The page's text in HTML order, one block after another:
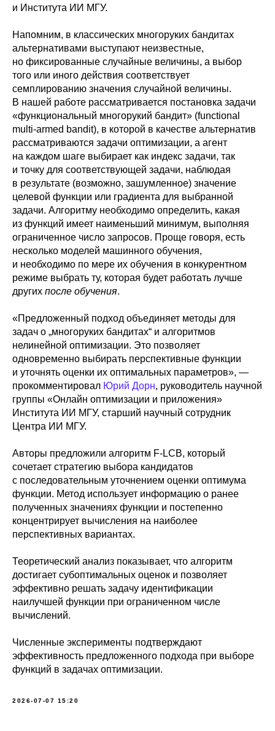
и Института ИИ МГУ.
Напомним, в классических многоруких бандитах
альтернативами выступают неизвестные,
но фиксированные случайные величины, а выбор
того или иного действия соответствует
семплированию значения случайной величины.
В нашей работе рассматривается постановка задачи
«функциональный многорукий бандит» (functional
multi-armed bandit), в которой в качестве альтернатив
рассматриваются задачи оптимизации, а агент
на каждом шаге выбирает как индекс задачи, так
и точку для соответствующей задачи, наблюдая
в результате (возможно, зашумленное) значение
целевой функции или градиента для выбранной
задачи. Алгоритму необходимо определить, какая
из функций имеет наименьший минимум, выполняя
ограниченное число запросов. Проще говоря, есть
несколько моделей машинного обучения,
и необходимо по мере их обучения в конкурентном
режиме выбрать ту, которая будет работать лучше
других после обучения.
«Предложенный подход объединяет методы для
задач о „многоруких бандитах“ и алгоритмов
нелинейной оптимизации. Это позволяет
одновременно выбирать перспективные функции
и уточнять оценки их оптимальных параметров», —
прокомментировал Юрий Дорн, руководитель научной
группы «Онлайн оптимизации и приложения»
Института ИИ МГУ, старший научный сотрудник
Центра ИИ МГУ.
Авторы предложили алгоритм F-LCB, который
сочетает стратегию выбора кандидатов
с последовательным уточнением оценки оптимума
функции. Метод использует информацию о ранее
полученных значениях функции и постепенно
концентрирует вычисления на наиболее
перспективных вариантах.
Теоретический анализ показывает, что алгоритм
достигает субоптимальных оценок и позволяет
эффективно решать задачу идентификации
наилучшей функции при ограниченном числе
вычислений.
Численные эксперименты подтверждают
эффективность предложенного подхода при выборе
функций в задачах оптимизации.
2026-07-07 15:20